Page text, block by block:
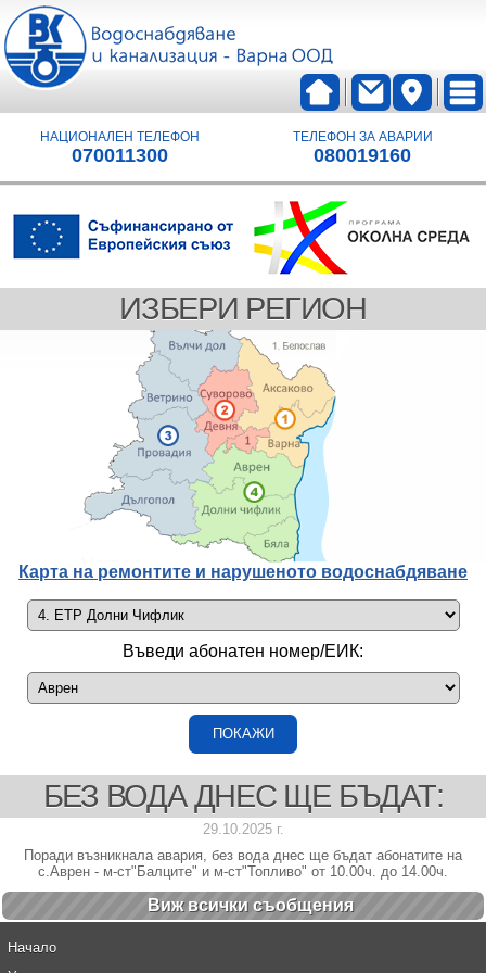
НАЦИОНАЛЕН ТЕЛЕФОН
070011300
ТЕЛЕФОН ЗА АВАРИИ
080019160
ИЗБЕРИ РЕГИОН
Карта на ремонтите и нарушеното водоснабдяване
Въведи абонатен номер/ЕИК:
БЕЗ ВОДА ДНЕС ЩЕ БЪДАТ:
29.10.2025 г.
Поради възникнала авария, без вода днес ще бъдат абонатите на
с.Аврен - м-ст"Балците" и м-ст"Топливо" от 10.00ч. до 14.00ч.
Виж всички cъобщения
Начало